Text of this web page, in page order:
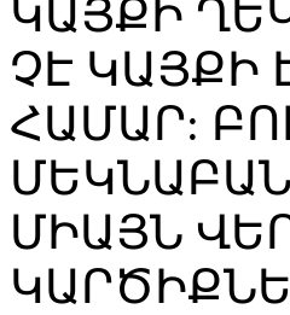
ԿԱՅՔԻ
ՉԷ ԿԱՅՔԻ
ՀԱՄԱՐ:
ՄԻԱՅՆ